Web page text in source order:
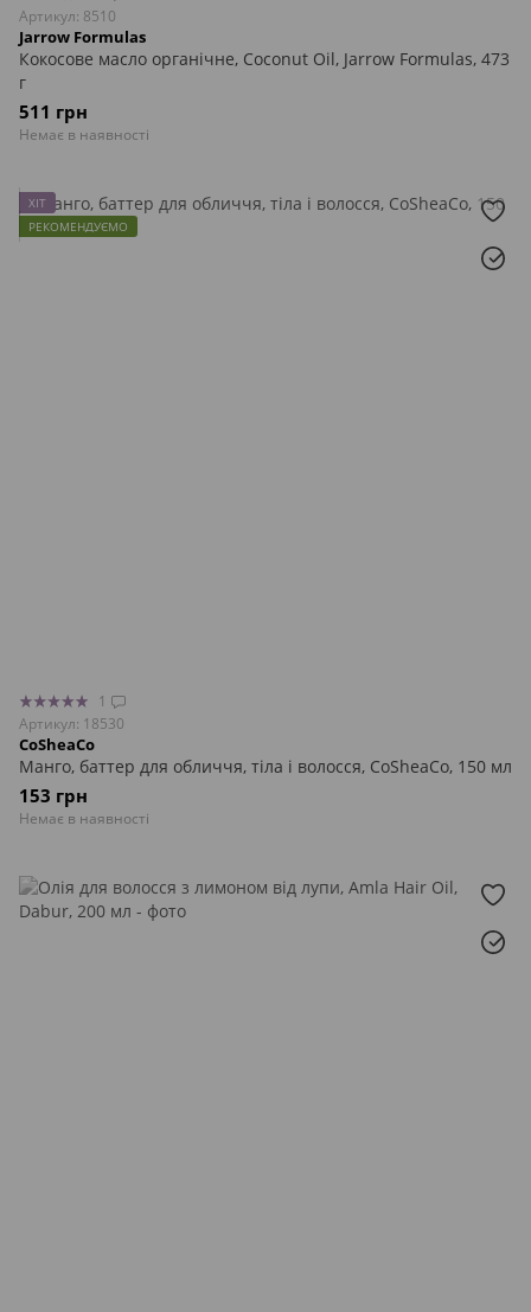
Артикул: 8510
Jarrow Formulas
Кокосове масло органічне, Coconut Oil, Jarrow Formulas, 473
г
511 грн
Немає в наявності
ХІТ
РЕКОМЕНДУЄМО
1
Артикул: 18530
CoSheaCo
Манго, баттер для обличчя, тіла і волосся, CoSheaCo, 150 мл
153 грн
Немає в наявності